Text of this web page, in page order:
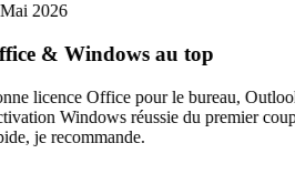
2026
& Windows au top
licence Office pour le bureau,
Windows réussie du premier
je recommande.